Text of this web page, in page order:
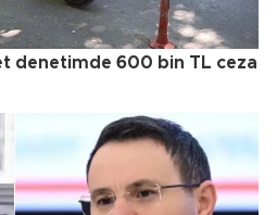
denetimde 600 bin TL ceza